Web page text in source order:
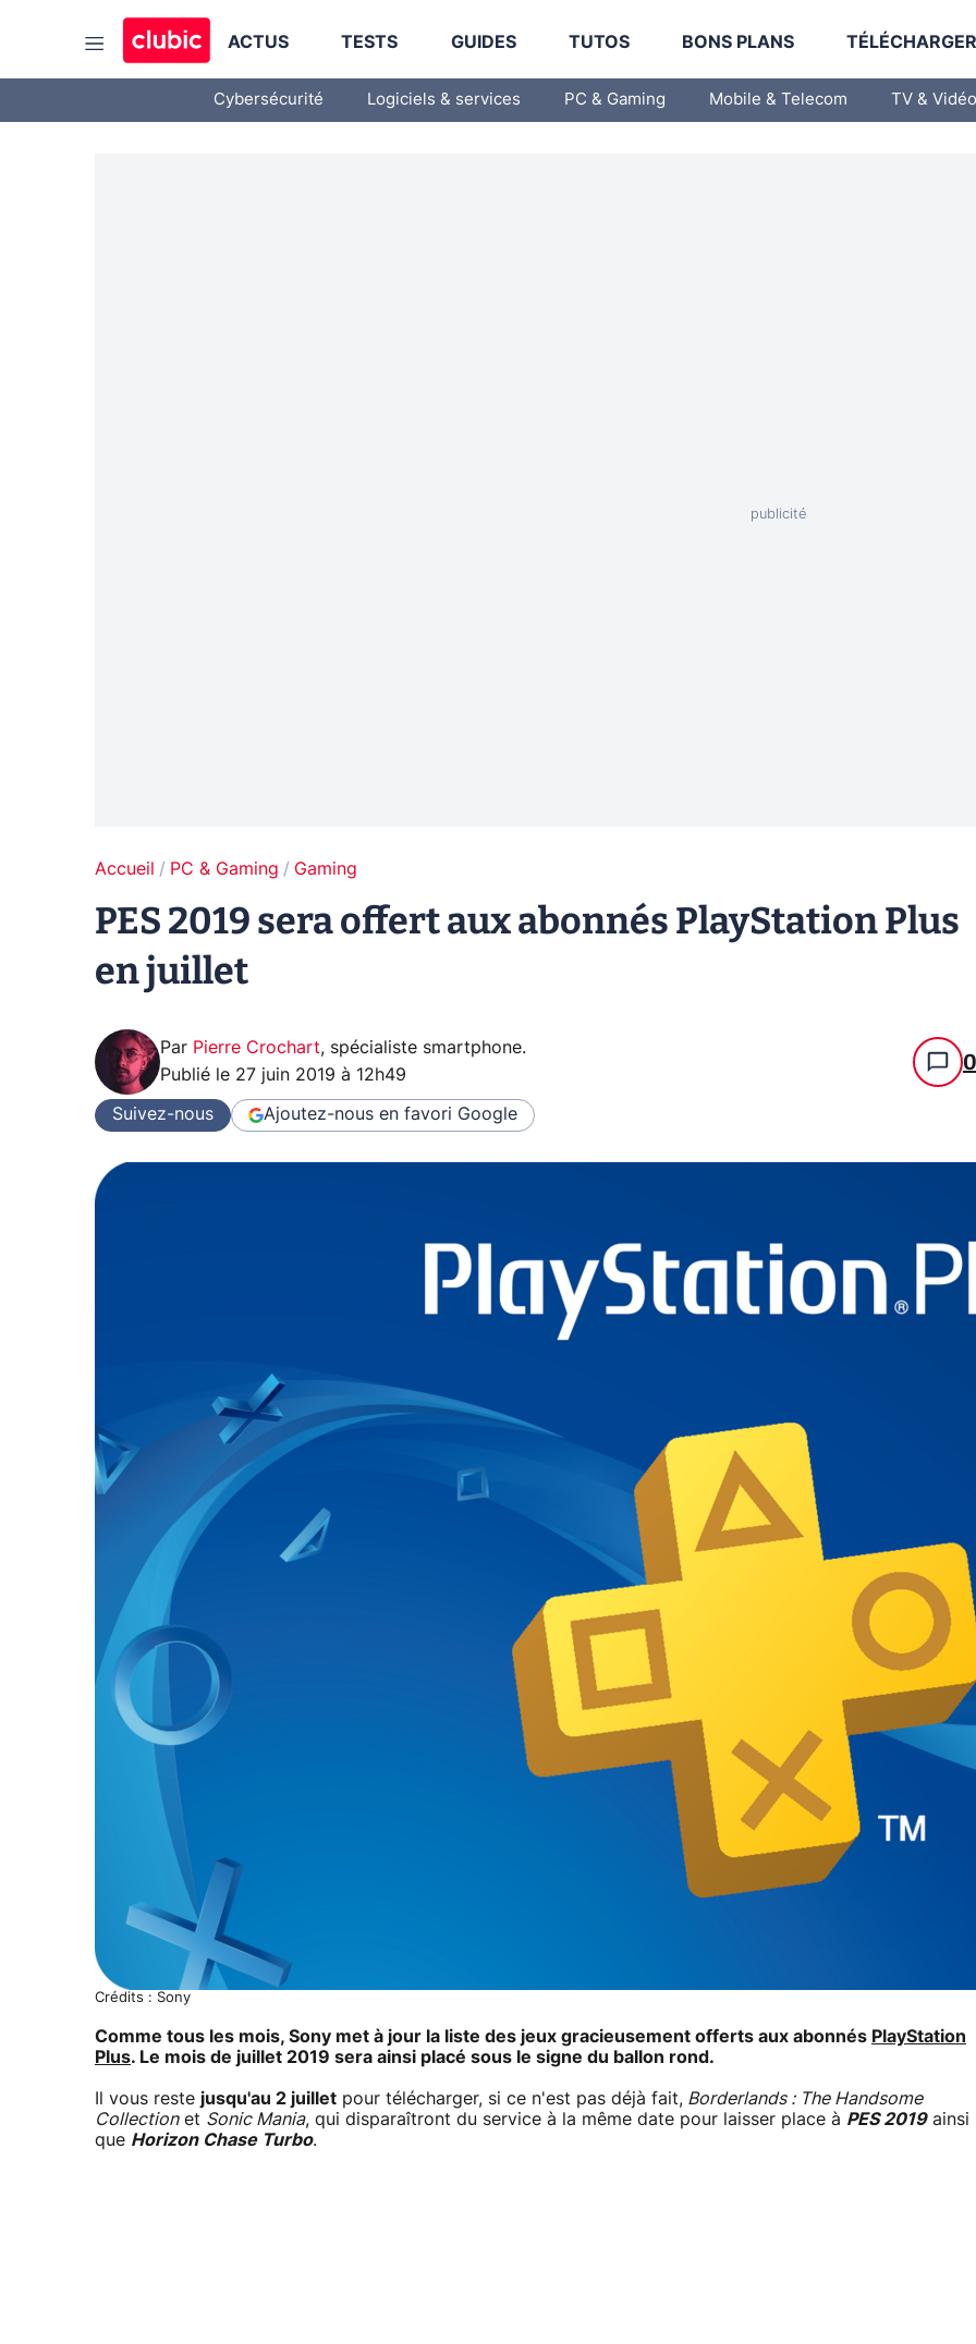
ACTUS TESTS GUIDES TUTOS BONS PLANS
Cybersécurité Logiciels & services PC & Gaming Mobile & Telecom TV & Vidéo
Accueil PC & Gaming Gaming
PES 2019 sera offert aux abonnés PlayStation Plus
en juillet
Par Pierre Crochart, spécialiste smartphone.
Publié le 27 juin 2019 à 12h49 0
Suivez-nous Ajoutez-nous en favori Google
Crédits : Sony
Comme tous les mois, Sony met à jour la liste des jeux gracieusement offerts aux abonnés PlayStation
Plus. Le mois de juillet 2019 sera ainsi placé sous le signe du ballon rond.
Il vous reste jusqu'au 2 juillet pour télécharger, si ce n'est pas déjà fait, Borderlands : The Handsome
Collectionet Sonic Mania, qui disparaîtront du service à la même date pour laisser place à PES 2019ainsi
que Horizon Chase Turbo.